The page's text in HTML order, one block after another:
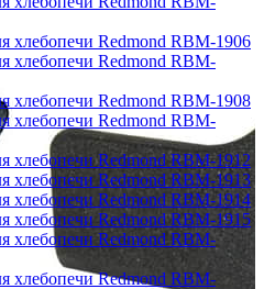
хлебопечи Redmond RBM-1906
хлебопечи Redmond RBM-
хлебопечи Redmond RBM-1908
хлебопечи Redmond RBM-
хлебопечи Redmond RBM-1912
хлебопечи Redmond RBM-1913
хлебопечи Redmond RBM-1914
хлебопечи Redmond RBM-1915
хлебопечи Redmond RBM-
хлебопечи Redmond RBM-